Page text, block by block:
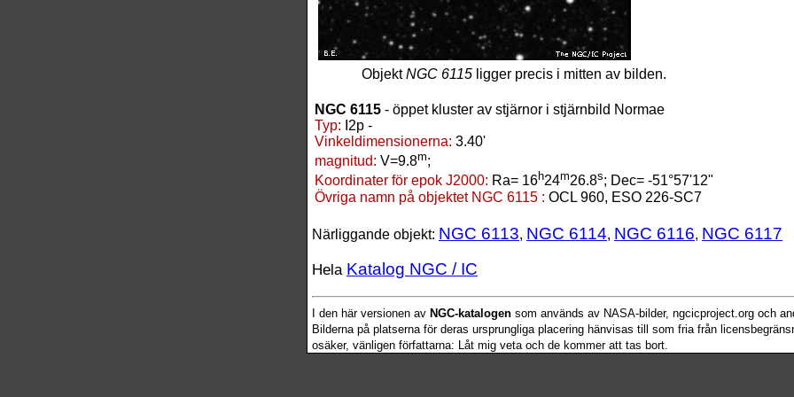
ObjektNGC 6115 ligger precis i mitten av bilden.
NGC 6115 - öppet kluster av stjärnor i stjärnbild Normae
Typ: I2p -
Vinkeldimensionerna: 3.40'
magnitud: V=9.8m;
Koordinater för epok J2000: Ra= 16h24m26.8s; Dec= -51°57'12"
Övriga namn på objektet NGC 6115 : OCL 960, ESO 226-SC7
Närliggande objekt: NGC 6113, NGC 6114, NGC 6116, NGC 6117
Hela Katalog NGC / IC
I den här versionen av NGC-katalogen som används av NASA-bilder, ngcicproject.org och
Bilderna på platserna för deras ursprungliga placering hänvisas till som fria från
osäker, vänligen författarna: Låt mig veta och de kommer att tas bort.